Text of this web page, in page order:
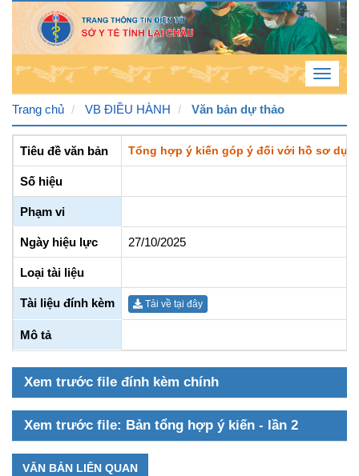
Thứ
7 , 8
2026
6 : 22
PM
Toggle
Trang chủ
VB ĐIỀU HÀNH Văn bản dự thảo
Tiêu đề văn bản Tổng hợp ý kiến góp ý đối với hồ sơ dự
Số hiệu
Phạm vi
Ngày hiệu lực 27/10/2025
Loại tài liệu
Tài liệu đính kèm Tải về tại đây
Mô tả
Xem trước file đính kèm chính
Xem trước file: Bản tổng hợp ý kiến - lần 2
VĂN BẢN LIÊN QUAN